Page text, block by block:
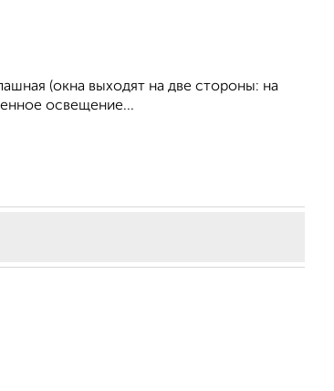
(окна выходят на две стороны: на
освещение...